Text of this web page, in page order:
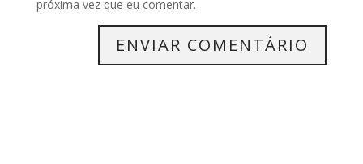
próxima vez que eu comentar.